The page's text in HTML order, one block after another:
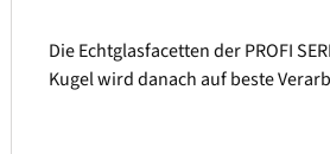
Die Echtglasfacetten der PROFI
Kugel wird danach auf beste